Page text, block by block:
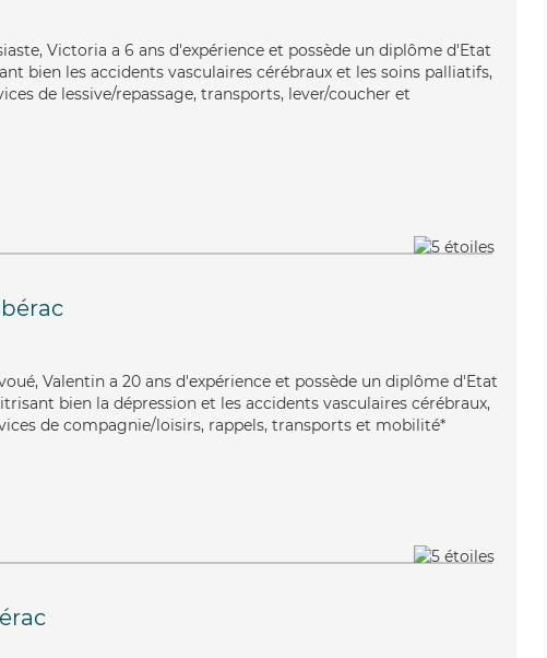
Victoria a 6 ans d'expérience et possède un diplôme d'Etat
bien les accidents vasculaires cérébraux et les soins palliatifs,
de lessive/repassage, transports, lever/coucher et
Valentin a 20 ans d'expérience et possède un diplôme d'Etat
bien la dépression et les accidents vasculaires cérébraux,
de compagnie/loisirs, rappels, transports et mobilité*